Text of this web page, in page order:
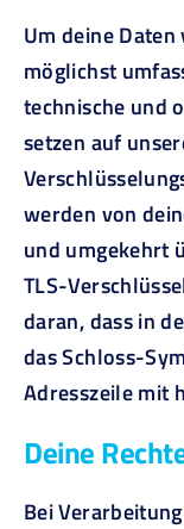
Um deine
möglichst
technische und
setzen auf
werden von
und umgekehrt
TLS-
daran, dass in
das Schloss-
Adresszeile mit
Deine
Bei